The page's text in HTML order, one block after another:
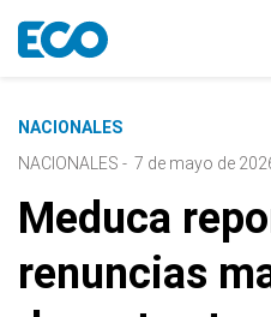
NACIONALES
NACIONALES - 7 de mayo de
Meduca
renuncias